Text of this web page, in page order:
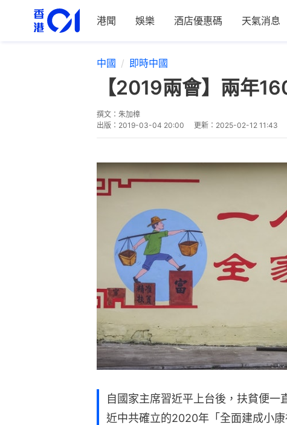
港聞 娛樂 酒店優惠碼 天氣消息
中國 即時中國
【2019兩會】兩年
撰文： 朱加樟
出版： 2019-03-04 20:00 更新： 2025-02-12 11:43
自國家主席習近平上台後，扶貧便
近中共確立的2020年「全面建成小